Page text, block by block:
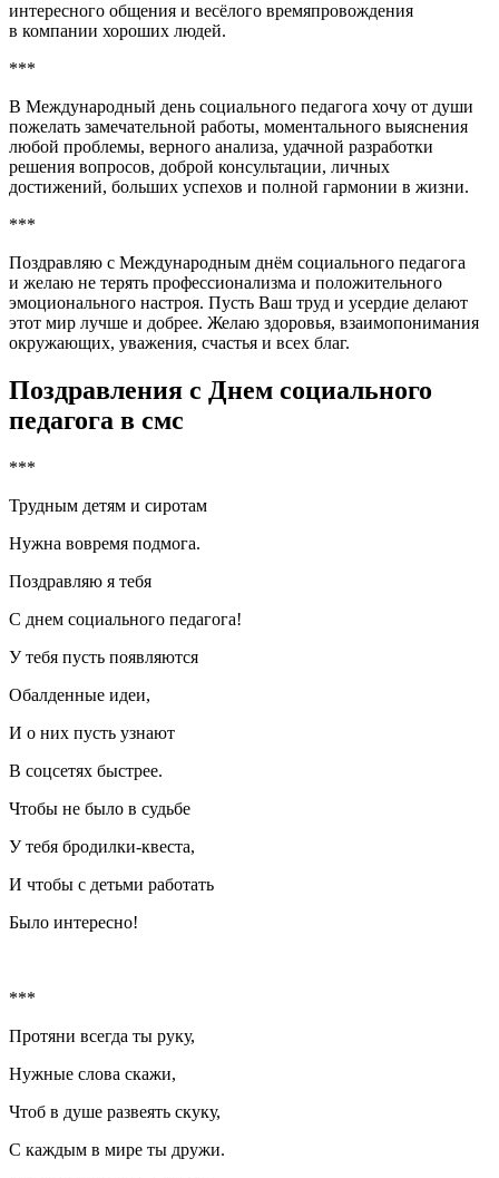
интересного общения и весёлого времяпровождения
в компании хороших людей.
***
В Международный день социального педагога хочу от души
пожелать замечательной работы, моментального выяснения
любой проблемы, верного анализа, удачной разработки
решения вопросов, доброй консультации, личных
достижений, больших успехов и полной гармонии в жизни.
***
Поздравляю с Международным днём социального педагога
и желаю не терять профессионализма и положительного
эмоционального настроя. Пусть Ваш труд и усердие делают
этот мир лучше и добрее. Желаю здоровья, взаимопонимания
окружающих, уважения, счастья и всех благ.
Поздравления с Днем социального
педагога в смс
***
Трудным детям и сиротам
Нужна вовремя подмога.
Поздравляю я тебя
С днем социального педагога!
У тебя пусть появляются
Обалденные идеи,
И о них пусть узнают
В соцсетях быстрее.
Чтобы не было в судьбе
У тебя бродилки-квеста,
И чтобы с детьми работать
Было интересно!
***
Протяни всегда ты руку,
Нужные слова скажи,
Чтоб в душе развеять скуку,
С каждым в мире ты дружи.